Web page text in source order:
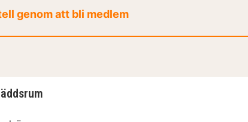
genom att bli medlem